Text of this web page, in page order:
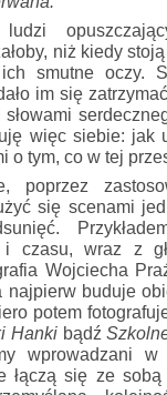
niż kiedy
smutne oczy.
im się
więc siebie: jak
o tym, co w tej
poprzez
się scenami
i czasu, wraz z
Wojciecha
buduje
potem
Hankibądź
wprowadzani
łączą się ze